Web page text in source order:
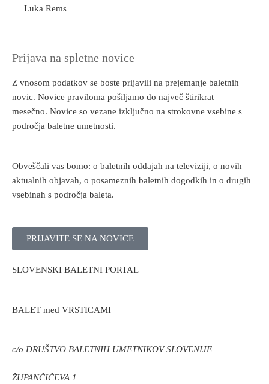
Luka Rems
Prijava na spletne novice
Z vnosom podatkov se boste prijavili na prejemanje baletnih
novic. Novice praviloma pošiljamo do največ štirikrat
mesečno. Novice so vezane izključno na strokovne vsebine s
področja baletne umetnosti.
Obveščali vas bomo: o baletnih oddajah na televiziji, o novih
aktualnih objavah, o posameznih baletnih dogodkih in o drugih
vsebinah s področja baleta.
PRIJAVITE SE NA NOVICE
SLOVENSKI BALETNI PORTAL
BALET med VRSTICAMI
c/o DRUŠTVO BALETNIH UMETNIKOV SLOVENIJE
ŽUPANČIČEVA 1